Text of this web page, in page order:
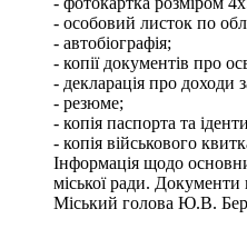
- особовий листок по
- автобіографія;
- копії документів про
- декларація про доходи
- резюме;
- копія паспорта та
- копія військового
Інформація щодо
міської ради.
Міський голова Ю.В.